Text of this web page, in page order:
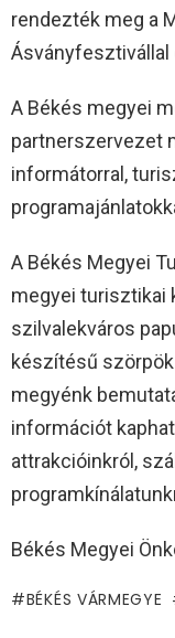
rendezték meg a
Ásványfesztivállal
A Békés megyei
partnerszervezet
informátorral,
A Békés Megyei
megyei turisztikai
szilvalekváros
készítésű
megyénk
információt
attrakcióinkról,
Békés Megyei
BÉKÉS VÁRMEGYE